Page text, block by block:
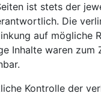
ist stets der
Die
auf mögliche
Inhalte waren zum
Kontrolle der